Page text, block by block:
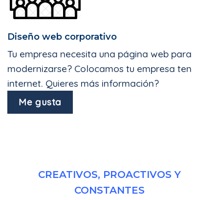
Diseño web corporativo
Tu empresa necesita una página web para
modernizarse? Colocamos tu empresa ten
internet. Quieres más información?
Me gusta
CREATIVOS, PROACTIVOS Y
CONSTANTES